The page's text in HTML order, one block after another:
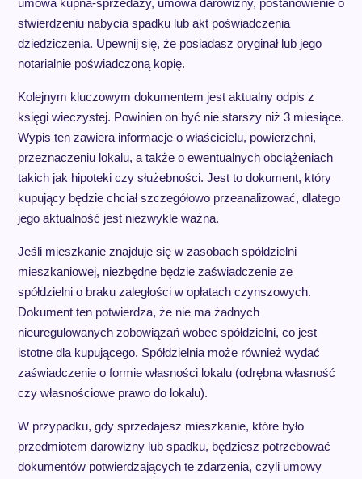
umowa kupna-sprzedaży, umowa darowizny, postanowienie o
stwierdzeniu nabycia spadku lub akt poświadczenia
dziedziczenia. Upewnij się, że posiadasz oryginał lub jego
notarialnie poświadczoną kopię.
Kolejnym kluczowym dokumentem jest aktualny odpis z
księgi wieczystej. Powinien on być nie starszy niż 3 miesiące.
Wypis ten zawiera informacje o właścicielu, powierzchni,
przeznaczeniu lokalu, a także o ewentualnych obciążeniach
takich jak hipoteki czy służebności. Jest to dokument, który
kupujący będzie chciał szczegółowo przeanalizować, dlatego
jego aktualność jest niezwykle ważna.
Jeśli mieszkanie znajduje się w zasobach spółdzielni
mieszkaniowej, niezbędne będzie zaświadczenie ze
spółdzielni o braku zaległości w opłatach czynszowych.
Dokument ten potwierdza, że nie ma żadnych
nieuregulowanych zobowiązań wobec spółdzielni, co jest
istotne dla kupującego. Spółdzielnia może również wydać
zaświadczenie o formie własności lokalu (odrębna własność
czy własnościowe prawo do lokalu).
W przypadku, gdy sprzedajesz mieszkanie, które było
przedmiotem darowizny lub spadku, będziesz potrzebować
dokumentów potwierdzających te zdarzenia, czyli umowy